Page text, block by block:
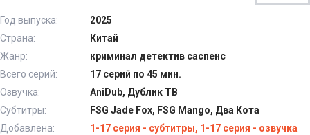
Год выпуска:
2025
Страна:
Китай
Жанр:
криминал детектив саспенс
Всего серий:
17 серий по 45 мин.
Озвучка:
AniDub, Дублик ТВ
Субтитры:
FSG Jade Fox, FSG Mango, Два Кота
Добавлена:
1-17 серия - субтитры, 1-17 серия - озвучка